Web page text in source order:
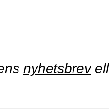
nyhetsbrev